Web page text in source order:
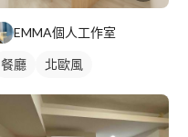
EMMA個人工作室
餐廳 北歐風